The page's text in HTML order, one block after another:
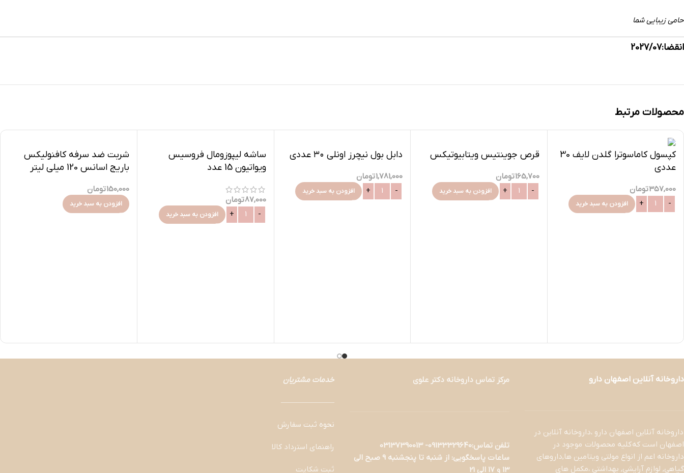
حامی زیبایی شما
انقضا:2027/07
محصولات مرتبط
کپسول کاماسوترا گلدن لایف 30
عددی
357,000تومان
افزودن به سبد خرید
قرص جوینتیس ویتابیوتیکس
165,700تومان
افزودن به سبد خرید
دابل بول نیچرز اونلی ۳۰ عددی
1,781,000تومان
افزودن به سبد خرید
ساشه لیپوزومال فروسیس
ویواتیون 15 عدد
87,000تومان
افزودن به سبد خرید
شربت ضد سرفه کافنولیکس
باریج اسانس 120 میلی لیتر
150,000تومان
افزودن به سبد خرید
داروخانه آنلاین اصفهان دارو
داروخانه آنلاین اصفهان دارو ،داروخانه آنلاین در
اصفهان است که کلیه محصولات موجود در
داروخانه اعم از انواع مولتی ویتامین ها,داروهای
گیاهی, لوازم آرایشی, بهداشتی ،مکمل های
مرکز تماس داروخانه دکتر علوی
تلفن تماس:09133329640- 03137390013
ساعات پاسخگویی: از شنبه تا پنجشنبه 9 صبح الی
13 و 17 الی 21
خدمات مشتریان
———————
نحوه ثبت سفارش
راهنمای استرداد کالا
ثبت شکایت